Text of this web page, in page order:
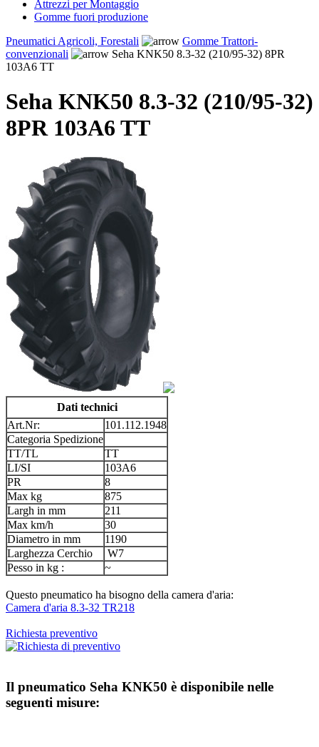
Attrezzi per Montaggio
Gomme fuori produzione
Pneumatici Agricoli, Forestali
Gomme Trattori-
convenzionali
Seha KNK50 8.3-32 (210/95-32) 8PR
103A6 TT
Seha KNK50 8.3-32 (210/95-32)
8PR 103A6 TT
Dati technici
Art.Nr:
101.112.1948
Categoria Spedizione
TT/TL
TT
LI/SI
103A6
PR
8
Max kg
875
Largh in mm
211
Max km/h
30
Diametro in mm
1190
Larghezza Cerchio
W7
Pesso in kg :
~
Questo pneumatico ha bisogno della camera d'aria:
Camera d'aria 8.3-32 TR218
Richiesta preventivo
Il pneumatico Seha KNK50 è disponibile nelle
seguenti misure: